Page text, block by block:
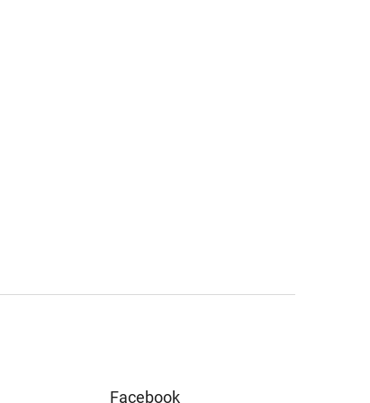
Facebook